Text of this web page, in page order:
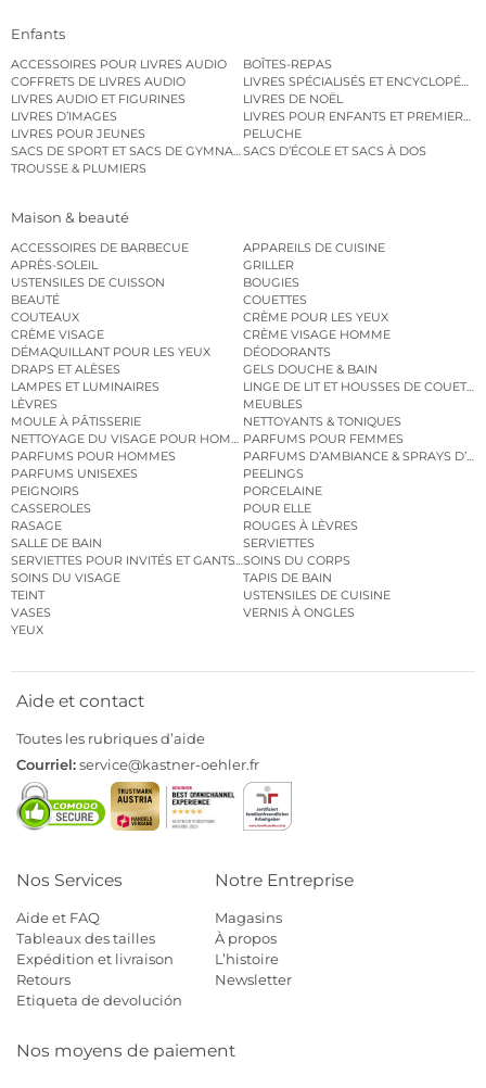
Enfants
ACCESSOIRES POUR LIVRES AUDIO
BOÎTES-REPAS
COFFRETS DE LIVRES AUDIO
LIVRES SPÉCIALISÉS ET
LIVRES AUDIO ET FIGURINES
LIVRES DE NOËL
LIVRES D’IMAGES
LIVRES POUR ENFANTS ET PREMIERS
LIVRES POUR JEUNES
PELUCHE
SACS DE SPORT ET SACS DE GYMNASTIQUESACS D’ÉCOLE ET SACS À DOS
TROUSSE & PLUMIERS
Maison & beauté
ACCESSOIRES DE BARBECUE
APPAREILS DE CUISINE
APRÈS-SOLEIL
GRILLER
USTENSILES DE CUISSON
BOUGIES
BEAUTÉ
COUETTES
COUTEAUX
CRÈME POUR LES YEUX
CRÈME VISAGE
CRÈME VISAGE HOMME
DÉMAQUILLANT POUR LES YEUX
DÉODORANTS
DRAPS ET ALÈSES
GELS DOUCHE & BAIN
LAMPES ET LUMINAIRES
LINGE DE LIT ET HOUSSES DE COUETTE
LÈVRES
MEUBLES
MOULE À PÂTISSERIE
NETTOYANTS & TONIQUES
NETTOYAGE DU VISAGE POUR HOMMESPARFUMS POUR FEMMES
PARFUMS POUR HOMMES
PARFUMS D’AMBIANCE & SPRAYS
PARFUMS UNISEXES
PEELINGS
PEIGNOIRS
PORCELAINE
CASSEROLES
POUR ELLE
RASAGE
ROUGES À LÈVRES
SALLE DE BAIN
SERVIETTES
SERVIETTES POUR INVITÉS ET GANTS DE TOILETTE
SOINS DU CORPS
SOINS DU VISAGE
TAPIS DE BAIN
TEINT
USTENSILES DE CUISINE
VASES
VERNIS À ONGLES
YEUX
Aide et contact
Toutes les rubriques d’aide
Courriel:service@kastner-oehler.fr
Nos Services
Aide et FAQ
Tableaux des tailles
Expédition et livraison
Retours
Etiqueta de devolución
Notre Entreprise
Magasins
À propos
L’histoire
Newsletter
Nos moyens de paiement